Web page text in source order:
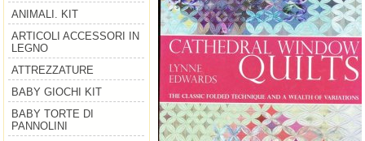
ANIMALI. KIT
ARTICOLI ACCESSORI IN
LEGNO
ATTREZZATURE
BABY GIOCHI KIT
BABY TORTE DI
PANNOLINI